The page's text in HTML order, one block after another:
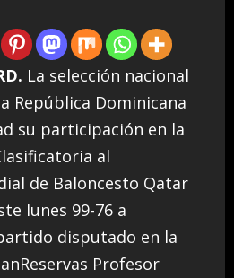
La selección nacional
República Dominicana
su participación en la
al
de Baloncesto Qatar
lunes 99-76 a
disputado en la
Profesor